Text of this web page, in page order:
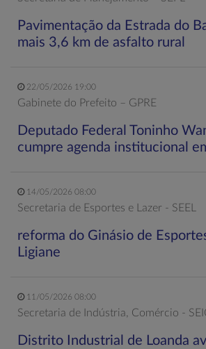
Pavimentação da Estrada do
mais 3,6 km de asfalto rural
22/05/2026 19:00
Gabinete do Prefeito – GPRE
Deputado Federal Toninho
cumpre agenda institucional
14/05/2026 08:00
Secretaria de Esportes e Lazer - SEEL
reforma do Ginásio de
Ligiane
11/05/2026 08:00
Secretaria de Indústria, Comércio -
Distrito Industrial de Loanda